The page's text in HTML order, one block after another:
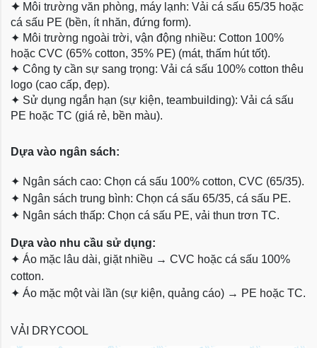
✦ Môi trường văn phòng, máy lạnh: Vải cá sấu 65/35 hoặc
cá sấu PE (bền, ít nhăn, đứng form).
✦ Môi trường ngoài trời, vận động nhiều: Cotton 100%
hoặc CVC (65% cotton, 35% PE) (mát, thấm hút tốt).
✦ Công ty cần sự sang trọng: Vải cá sấu 100% cotton thêu
logo (cao cấp, đẹp).
✦ Sử dụng ngắn hạn (sự kiện, teambuilding): Vải cá sấu
PE hoặc TC (giá rẻ, bền màu).
Dựa vào ngân sách:
✦ Ngân sách cao: Chọn cá sấu 100% cotton, CVC (65/35).
✦ Ngân sách trung bình: Chọn cá sấu 65/35, cá sấu PE.
✦ Ngân sách thấp: Chọn cá sấu PE, vải thun trơn TC.
Dựa vào nhu cầu sử dụng:
✦ Áo mặc lâu dài, giặt nhiều → CVC hoặc cá sấu 100%
cotton.
✦ Áo mặc một vài lần (sự kiện, quảng cáo) → PE hoặc TC.
VẢI DRYCOOL